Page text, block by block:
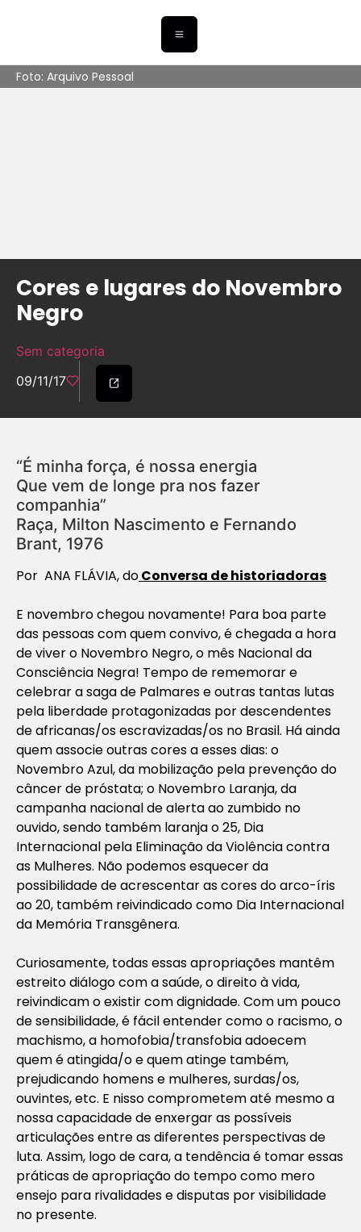
Foto: Arquivo Pessoal
Cores e lugares do Novembro
Negro
Sem categoria
09/11/17
“É minha força, é nossa energia
Que vem de longe pra nos fazer
companhia”
Raça, Milton Nascimento e Fernando
Brant, 1976
Por ANA FLÁVIA, doConversa de historiadoras
E novembro chegou novamente! Para boa parte
das pessoas com quem convivo, é chegada a hora
de viver o Novembro Negro, o mês Nacional da
Consciência Negra! Tempo de rememorar e
celebrar a saga de Palmares e outras tantas lutas
pela liberdade protagonizadas por descendentes
de africanas/os escravizadas/os no Brasil. Há ainda
quem associe outras cores a esses dias: o
Novembro Azul, da mobilização pela prevenção do
câncer de próstata; o Novembro Laranja, da
campanha nacional de alerta ao zumbido no
ouvido, sendo também laranja o 25, Dia
Internacional pela Eliminação da Violência contra
as Mulheres. Não podemos esquecer da
possibilidade de acrescentar as cores do arco-íris
ao 20, também reivindicado como Dia Internacional
da Memória Transgênera.
Curiosamente, todas essas apropriações mantêm
estreito diálogo com a saúde, o direito à vida,
reivindicam o existir com dignidade. Com um pouco
de sensibilidade, é fácil entender como o racismo, o
machismo, a homofobia/transfobia adoecem
quem é atingida/o e quem atinge também,
prejudicando homens e mulheres, surdas/os,
ouvintes, etc. E nisso comprometem até mesmo a
nossa capacidade de enxergar as possíveis
articulações entre as diferentes perspectivas de
luta. Assim, logo de cara, a tendência é tomar essas
práticas de apropriação do tempo como mero
ensejo para rivalidades e disputas por visibilidade
no presente.